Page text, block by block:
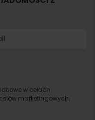
w celach
marketingowych.